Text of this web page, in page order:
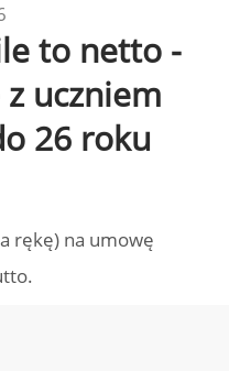
to netto -
uczniem
26 roku
rękę) na umowę